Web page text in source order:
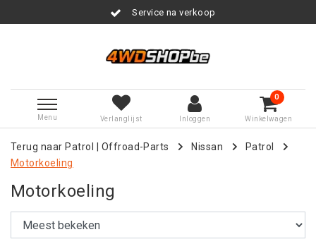
Service na verkoop
Menu Verlanglijst Inloggen
0
Winkelwagen
Terug naar Patrol Offroad-Parts Nissan
Patrol
Motorkoeling
Motorkoeling